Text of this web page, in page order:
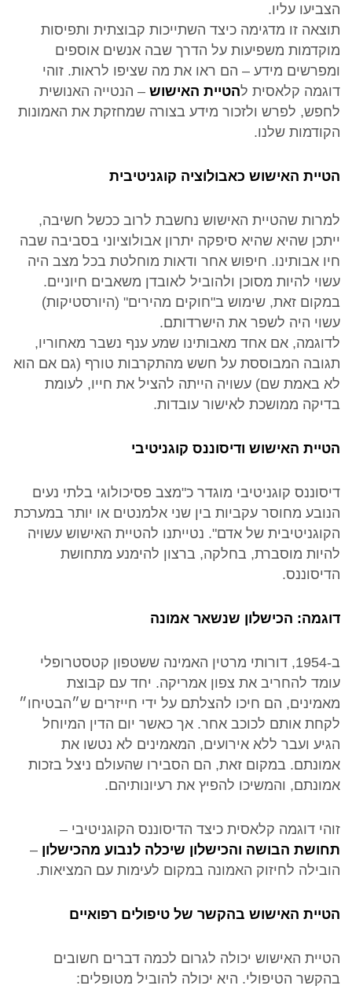
הצביעו עליו.
תוצאה זו מדגימה כיצד השתייכות קבוצתית ותפיסות
מוקדמות משפיעות על הדרך שבה אנשים אוספים
ומפרשים מידע – הם ראו את מה שציפו לראות. זוהי
דוגמה קלאסית להטיית האישוש – הנטייה האנושית
לחפש, לפרש ולזכור מידע בצורה שמחזקת את האמונות
הקודמות שלנו.
הטיית האישוש כאבולוציה קוגניטיבית
למרות שהטיית האישוש נחשבת לרוב ככשל חשיבה,
ייתכן שהיא שהיא סיפקה יתרון אבולוציוני בסביבה שבה
חיו אבותינו. חיפוש אחר ודאות מוחלטת בכל מצב היה
עשוי להיות מסוכן ולהוביל לאובדן משאבים חיוניים.
במקום זאת, שימוש ב"חוקים מהירים" (היורסטיקות)
עשוי היה לשפר את הישרדותם.
לדוגמה, אם אחד מאבותינו שמע ענף נשבר מאחוריו,
תגובה המבוססת על חשש מהתקרבות טורף (גם אם הוא
לא באמת שם) עשויה הייתה להציל את חייו, לעומת
בדיקה ממושכת לאישור עובדות.
הטיית האישוש ודיסוננס קוגניטיבי
דיסוננס קוגניטיבי מוגדר כ"מצב פסיכולוגי בלתי נעים
הנובע מחוסר עקביות בין שני אלמנטים או יותר במערכת
הקוגניטיבית של אדם". נטייתנו להטיית האישוש עשויה
להיות מוסברת, בחלקה, ברצון להימנע מתחושת
הדיסוננס.
דוגמה: הכישלון שנשאר אמונה
ב-1954, דורותי מרטין האמינה ששטפון קטסטרופלי
עומד להחריב את צפון אמריקה. יחד עם קבוצת
מאמינים, הם חיכו להצלתם על ידי חייזרים ש״הבטיחו״
לקחת אותם לכוכב אחר. אך כאשר יום הדין המיוחל
הגיע ועבר ללא אירועים, המאמינים לא נטשו את
אמונתם. במקום זאת, הם הסבירו שהעולם ניצל בזכות
אמונתם, והמשיכו להפיץ את רעיונותיהם.
זוהי דוגמה קלאסית כיצד הדיסוננס הקוגניטיבי –
תחושת הבושה והכישלון שיכלה לנבוע מהכישלון –
הובילה לחיזוק האמונה במקום לעימות עם המציאות.
הטיית האישוש בהקשר של טיפולים רפואיים
הטיית האישוש יכולה לגרום לכמה דברים חשובים
בהקשר הטיפולי. היא יכולה להוביל מטופלים: